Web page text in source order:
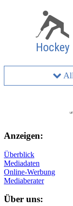
Hockey
Anzeigen:
Überblick
Mediadaten
Online-Werbung
Mediaberater
Über uns: